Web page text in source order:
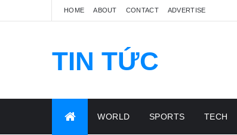
HOME ABOUT CONTACT ADVERTISE
TIN TỨC
CAFEBIZ
WORLD SPORTS TECH